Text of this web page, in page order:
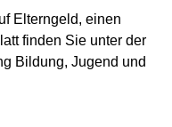
Elterngeld, einen
finden Sie unter der
Bildung, Jugend und